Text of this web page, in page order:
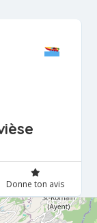
Donne ton avis